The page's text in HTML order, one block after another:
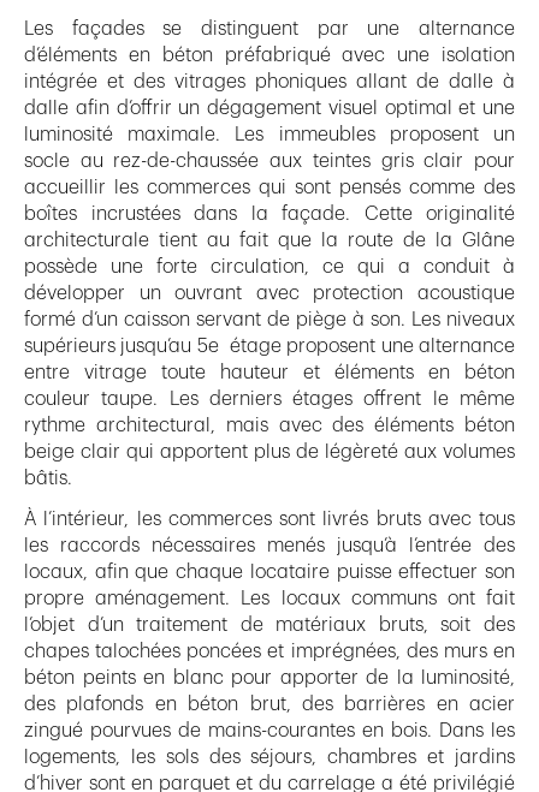
Les façades se distinguent par une alternance
d’éléments en béton préfabriqué avec une isolation
intégrée et des vitrages phoniques allant de dalle à
dalle afin d’offrir un dégagement visuel optimal et une
luminosité maximale. Les immeubles proposent un
socle au rez-de-chaussée aux teintes gris clair pour
accueillir les commerces qui sont pensés comme des
boîtes incrustées dans la façade. Cette originalité
architecturale tient au fait que la route de la Glâne
possède une forte circulation, ce qui a conduit à
développer un ouvrant avec protection acoustique
formé d’un caisson servant de piège à son. Les niveaux
supérieurs jusqu’au 5e étage proposent une alternance
entre vitrage toute hauteur et éléments en béton
couleur taupe. Les derniers étages offrent le même
rythme architectural, mais avec des éléments béton
beige clair qui apportent plus de légèreté aux volumes
bâtis.
À l’intérieur, les commerces sont livrés bruts avec tous
les raccords nécessaires menés jusqu’à l’entrée des
locaux, afin que chaque locataire puisse effectuer son
propre aménagement. Les locaux communs ont fait
l’objet d’un traitement de matériaux bruts, soit des
chapes talochées poncées et imprégnées, des murs en
béton peints en blanc pour apporter de la luminosité,
des plafonds en béton brut, des barrières en acier
zingué pourvues de mains-courantes en bois. Dans les
logements, les sols des séjours, chambres et jardins
d’hiver sont en parquet et du carrelage a été privilégié